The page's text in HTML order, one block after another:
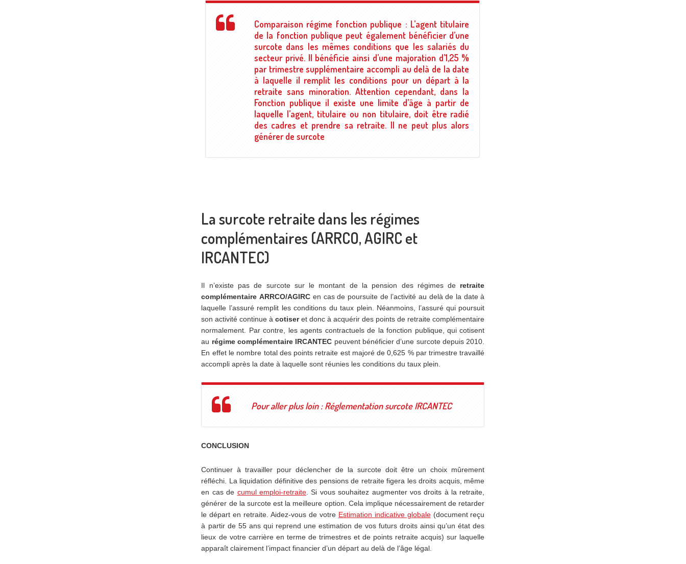
Comparaison régime fonction publique : L’agent titulaire
de la fonction publique peut également bénéficier d’une
surcote dans les mêmes conditions que les salariés du
secteur privé. Il bénéficie ainsi d’une majoration d’1,25 %
par trimestre supplémentaire accompli au delà de la date
à laquelle il remplit les conditions pour un départ à la
retraite sans minoration. Attention cependant, dans la
Fonction publique il existe une limite d’âge à partir de
laquelle l’agent, titulaire ou non titulaire, doit être radié
des cadres et prendre sa retraite. Il ne peut plus alors
générer de surcote
La surcote retraite dans les régimes
complémentaires (ARRCO, AGIRC et
IRCANTEC)
Il n’existe pas de surcote sur le montant de la pension des régimes de retraite
complémentaire ARRCO/AGIRC en cas de poursuite de l’activité au delà de la date à
laquelle l’assuré remplit les conditions du taux plein. Néanmoins, l’assuré qui poursuit
son activité continue àcotiseret donc à acquérir des points de retraite complémentaire
normalement. Par contre, les agents contractuels de la fonction publique, qui cotisent
au régime complémentaire IRCANTEC peuvent bénéficier d’une surcote depuis 2010.
En effet le nombre total des points retraite est majoré de 0,625 % par trimestre travaillé
accompli après la date à laquelle sont réunies les conditions du taux plein.
Pour aller plus loin : Réglementation surcote IRCANTEC
CONCLUSION
Continuer à travailler pour déclencher de la surcote doit être un choix mûrement
réfléchi. La liquidation définitive des pensions de retraite figera les droits acquis, même
en cas de cumul emploi-retraite. Si vous souhaitez augmenter vos droits à la retraite,
générer de la surcote est la meilleure option. Cela implique nécessairement de retarder
le départ en retraite. Aidez-vous de votre Estimation indicative globale(document reçu
à partir de 55 ans qui reprend une estimation de vos futurs droits ainsi qu’un état des
lieux de votre carrière en terme de trimestres et de points retraite acquis) sur laquelle
apparaît clairement l’impact financier d’un départ au delà de l’âge légal.